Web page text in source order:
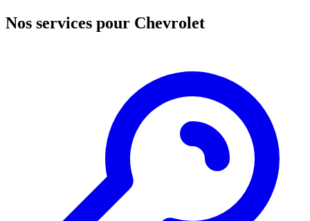
Nos services pour Chevrolet